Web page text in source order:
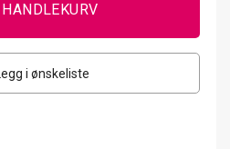
i ønskeliste